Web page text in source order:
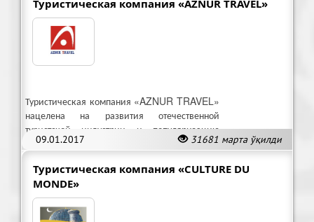
Туристическая компания «AZNUR TRAVEL»
09.01.2017 31681 марта ўқилди
Туристическая компания «AZNUR TRAVEL»
нацелена на развития отечественной
туристской индустрии и популяризацию
туризма по всему миру.
Туристическая компания «CULTURE DU
MONDE»